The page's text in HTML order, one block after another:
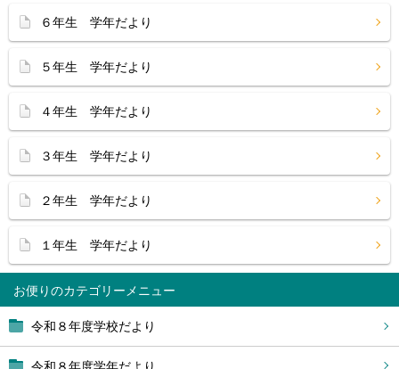
お便り
令和８年度学校だより
６年生 学年だより
５年生 学年だより
４年生 学年だより
３年生 学年だより
２年生 学年だより
１年生 学年だより